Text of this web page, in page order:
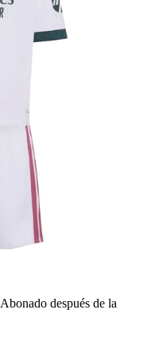
Abonado después de la